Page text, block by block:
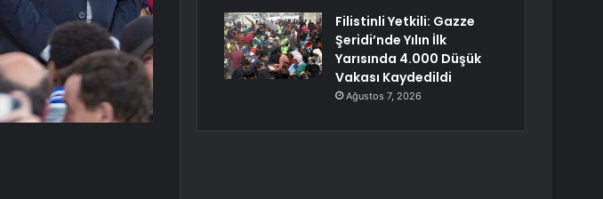
Filistinli Yetkili: Gazze
Şeridi’nde Yılın İlk
Yarısında 4.000 Düşük
Vakası Kaydedildi
Ağustos 7, 2026